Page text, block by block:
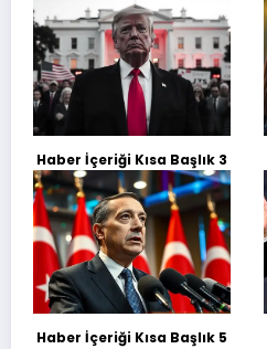
Haber İçeriği Kısa Başlık 3
Haber İçeriği Kısa Başlık 5